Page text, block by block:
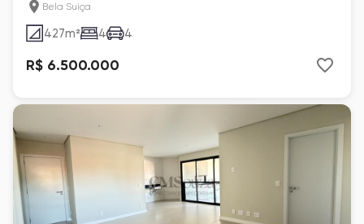
Bela Suiça
427m² 4 4
R$ 6.500.000